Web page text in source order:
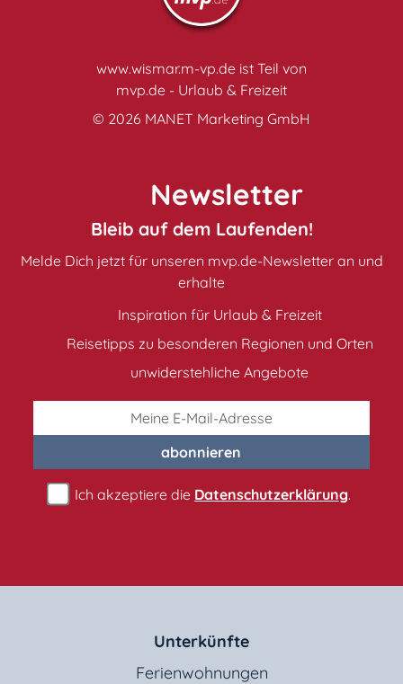
www.wismar.m-vp.de ist Teil von
mvp.de - Urlaub & Freizeit
© 2026 MANET Marketing GmbH
Newsletter
Bleib auf dem Laufenden!
Melde Dich jetzt für unseren mvp.de-Newsletter an und
erhalte
Inspiration für Urlaub & Freizeit
Reisetipps zu besonderen Regionen und Orten
unwiderstehliche Angebote
abonnieren
Ich akzeptiere die Datenschutzerklärung.
Unterkünfte
Ferienwohnungen